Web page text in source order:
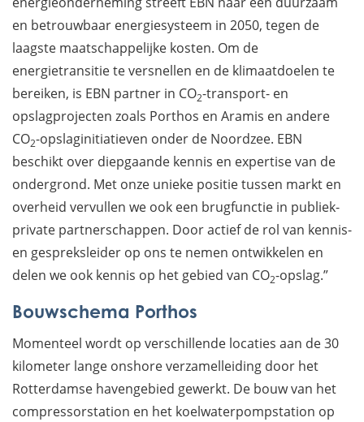
en betrouwbaar energiesysteem in 2050, tegen de
laagste maatschappelijke kosten. Om de
energietransitie te versnellen en de klimaatdoelen te
bereiken, is EBN partner in CO2-transport- en
opslagprojecten zoals Porthos en Aramis en andere
CO2-opslaginitiatieven onder de Noordzee. EBN
beschikt over diepgaande kennis en expertise van de
ondergrond. Met onze unieke positie tussen markt en
overheid vervullen we ook een brugfunctie in publiek-
private partnerschappen. Door actief de rol van kennis-
en gespreksleider op ons te nemen ontwikkelen en
delen we ook kennis op het gebied van CO2-opslag.”
Bouwschema Porthos
Momenteel wordt op verschillende locaties aan de 30
kilometer lange onshore verzamelleiding door het
Rotterdamse havengebied gewerkt. De bouw van het
compressorstation en het koelwaterpompstation op